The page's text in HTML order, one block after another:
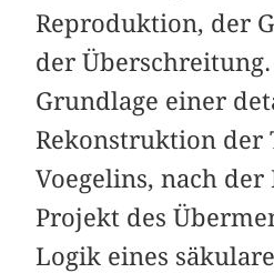
Reproduktion, der
der
Grundlage einer
Rekonstruktion der
Voegelins, nach der
Projekt des
Logik eines